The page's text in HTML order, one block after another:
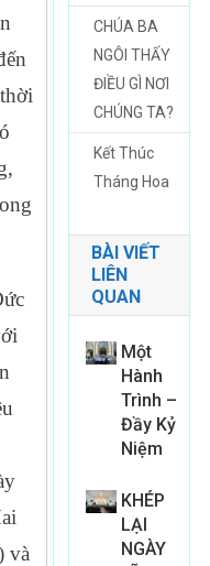
và
CHÚA BA
NGÔI THẤY
ĐIỀU GÌ NƠI
CHÚNG TA?
Kết Thúc
Tháng Hoa
BÀI VIẾT
LIÊN
QUAN
Một
Hành
Trình –
Đầy Kỷ
Niệm
KHÉP
LẠI
NGÀY